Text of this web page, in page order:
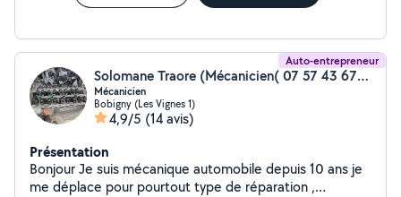
Auto-entrepreneur
Solomane Traore (Mécanicien( 07 57 43 67 08))
Mécanicien
Bobigny (Les Vignes 1)
4,9/5 (14 avis)
Présentation
Bonjour Je suis mécanique automobile depuis 10 ans je
me déplace pour pourtout type de réparation ,